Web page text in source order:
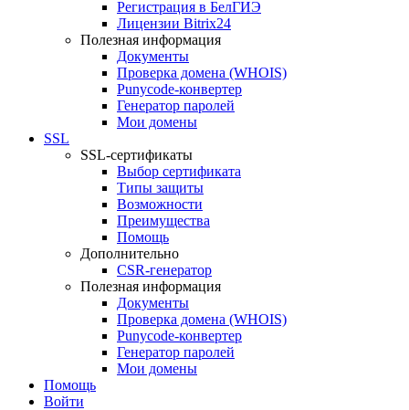
Регистрация в БелГИЭ
Лицензии Bitrix24
Полезная информация
Документы
Проверка домена (WHOIS)
Punycode-конвертер
Генератор паролей
Мои домены
SSL
SSL-сертификаты
Выбор сертификата
Типы защиты
Возможности
Преимущества
Помощь
Дополнительно
CSR-генератор
Полезная информация
Документы
Проверка домена (WHOIS)
Punycode-конвертер
Генератор паролей
Мои домены
Помощь
Войти